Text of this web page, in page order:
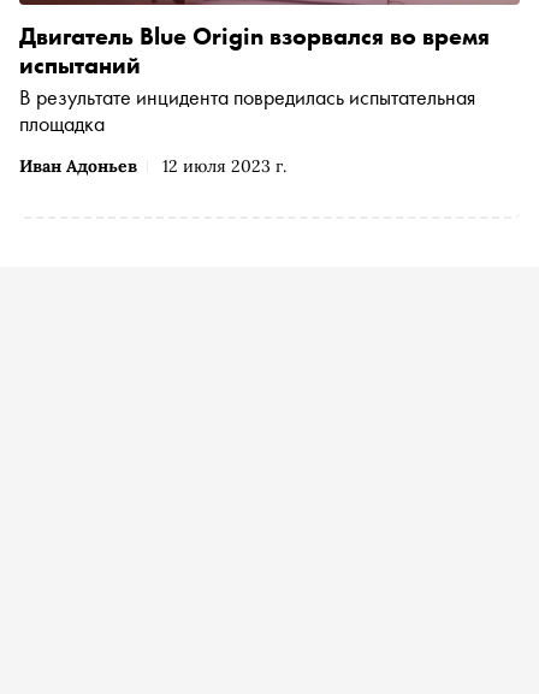
Иван Адоньев 12 июля 2023 г.
Двигатель Blue Origin взорвался во время
испытаний
В результате инцидента повредилась испытательная
площадка